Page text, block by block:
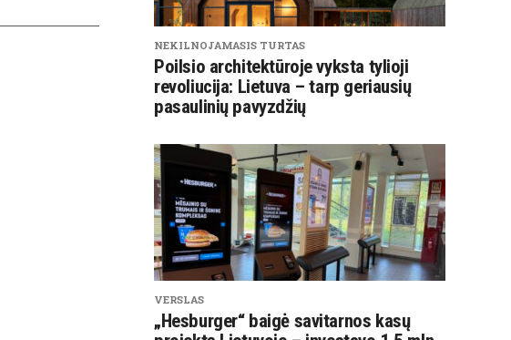
NEKILNOJAMASIS TURTAS
Poilsio architektūroje vyksta tylioji
revoliucija: Lietuva – tarp geriausių
pasaulinių pavyzdžių
VERSLAS
„Hesburger“ baigė savitarnos kasų